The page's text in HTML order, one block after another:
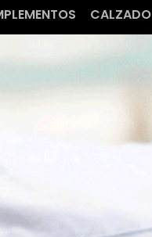
CALZADO